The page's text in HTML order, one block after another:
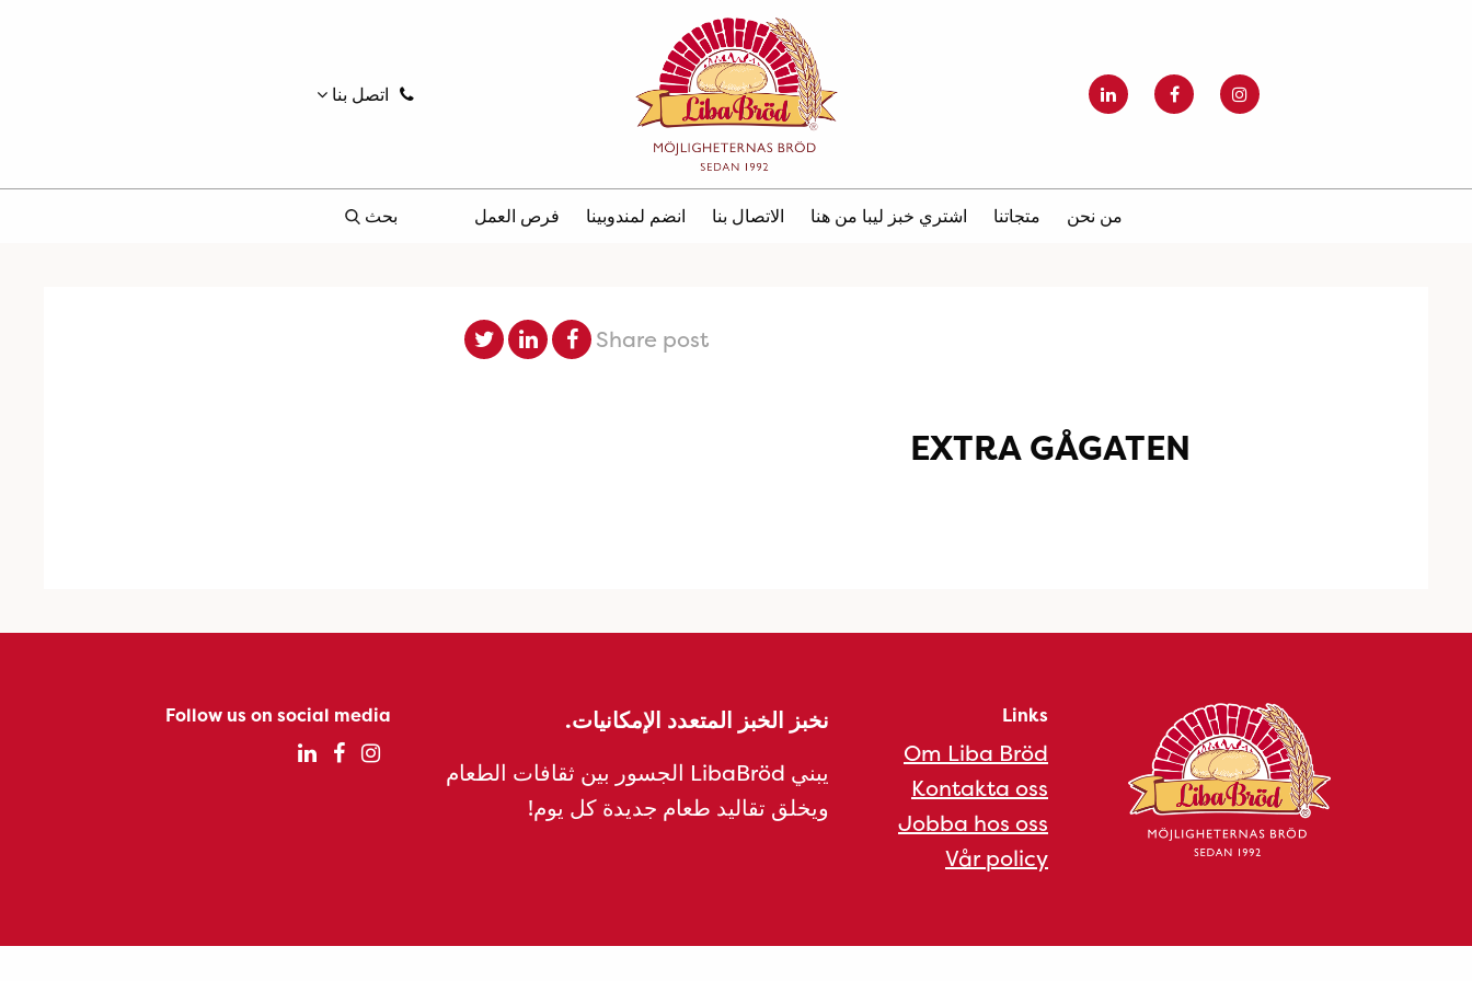
اتصل بنا
من نحن متجاتنا اشتري خبز ليبا من هنا الاتصال بنا انضم لمندوبينا فرص العمل بحث
Share post
EXTRA GÅGATEN
Links
Om Liba Bröd
Kontakta oss
Jobba hos oss
Vår policy
نخبز الخبز المتعدد الإمكانيات.
يبني LibaBröd الجسور بين ثقافات الطعام
ويخلق تقاليد طعام جديدة كل يوم!
Follow us on social media